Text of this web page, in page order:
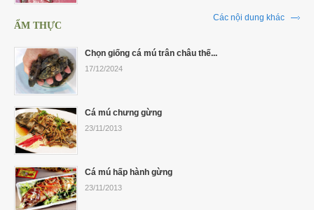
Các nội dung khác
ẨM THỰC
Chọn giống cá mú trân châu thế...
17/12/2024
Cá mú chưng gừng
23/11/2013
Cá mú hấp hành gừng
23/11/2013